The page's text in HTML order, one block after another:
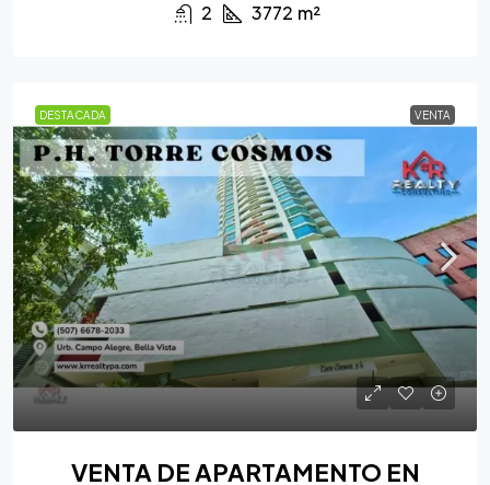
2 3772 m²
DESTACADA VENTA
VENTA DE APARTAMENTO EN